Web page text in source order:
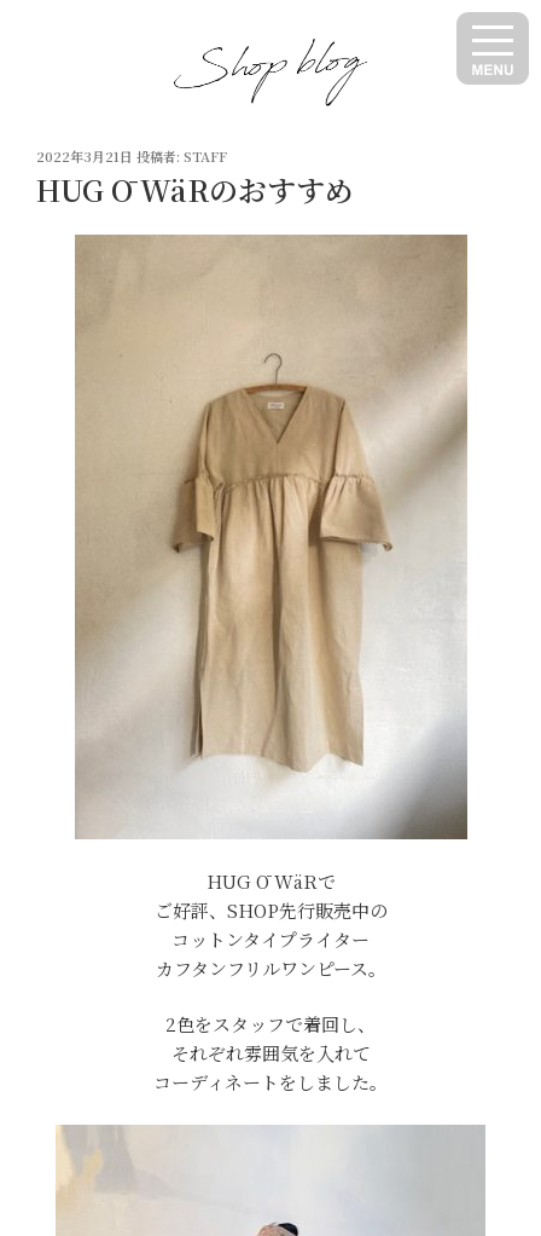
投
稿
日:
2022年3月21日 投稿者: STAFF
HUG Ō WäRのおすすめ
HUG Ō WäRで
ご好評、SHOP先行販売中の
コットンタイプライター
カフタンフリルワンピース。
2色をスタッフで着回し、
それぞれ雰囲気を入れて
コーディネートをしました。